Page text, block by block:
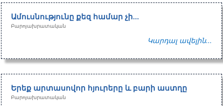
Ամուսնությունը քեզ համար չի…
Բարոյախրատական
Կարդալ ավելին...
Երեք արտասովոր հյուրերը և բարի աստղը
Բարոյախրատական